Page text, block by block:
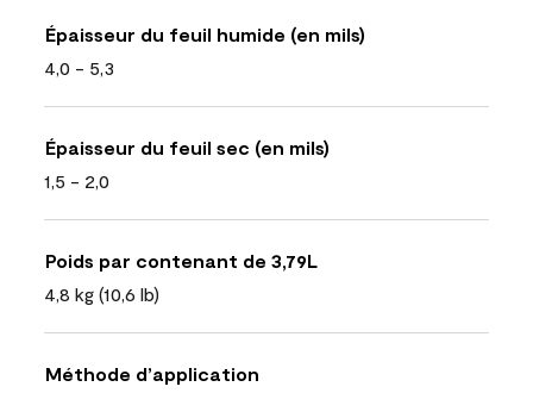
Épaisseur du feuil humide (en mils)
4,0 - 5,3
Épaisseur du feuil sec (en mils)
1,5 - 2,0
Poids par contenant de 3,79L
4,8 kg (10,6 lb)
Méthode d’application